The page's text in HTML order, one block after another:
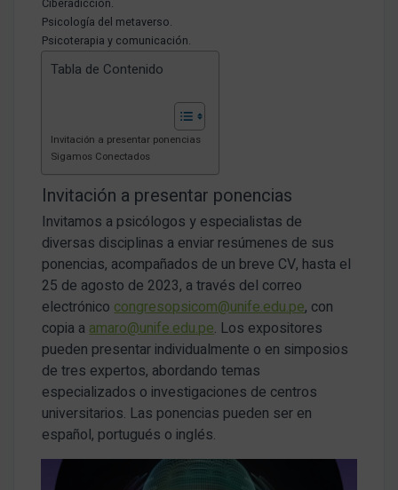
Ciberadicción.
Psicología del metaverso.
Psicoterapia y comunicación.
Tabla de Contenido
Invitación a presentar ponencias
Sigamos Conectados
Invitación a presentar ponencias
Invitamos a psicólogos y especialistas de
diversas disciplinas a enviar resúmenes de sus
ponencias, acompañados de un breve CV, hasta el
25 de agosto de 2023, a través del correo
electrónicocongresopsicom@unife.edu.pe, con
copia aamaro@unife.edu.pe. Los expositores
pueden presentar individualmente o en simposios
de tres expertos, abordando temas
especializados o investigaciones de centros
universitarios. Las ponencias pueden ser en
español, portugués o inglés.